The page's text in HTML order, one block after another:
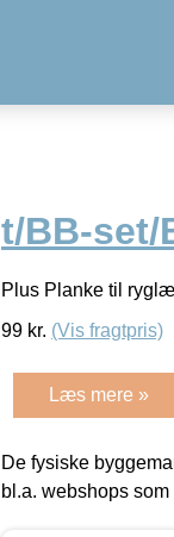
t/BB-set/
Plus Planke til
99 kr. (Vis fragtpris)
Læs mere »
De fysiske
bl.a. webshops som